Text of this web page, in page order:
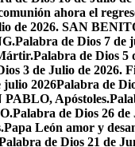
ahora el
de 2026. SAN
Palabra de Dios 7 de
Palabra de Dios
3 de Julio de 2026.
julio 2026Palabra de
PABLO, Apóstoles.
Palabra de Dios 26
Papa León amor y
de Dios 21 de